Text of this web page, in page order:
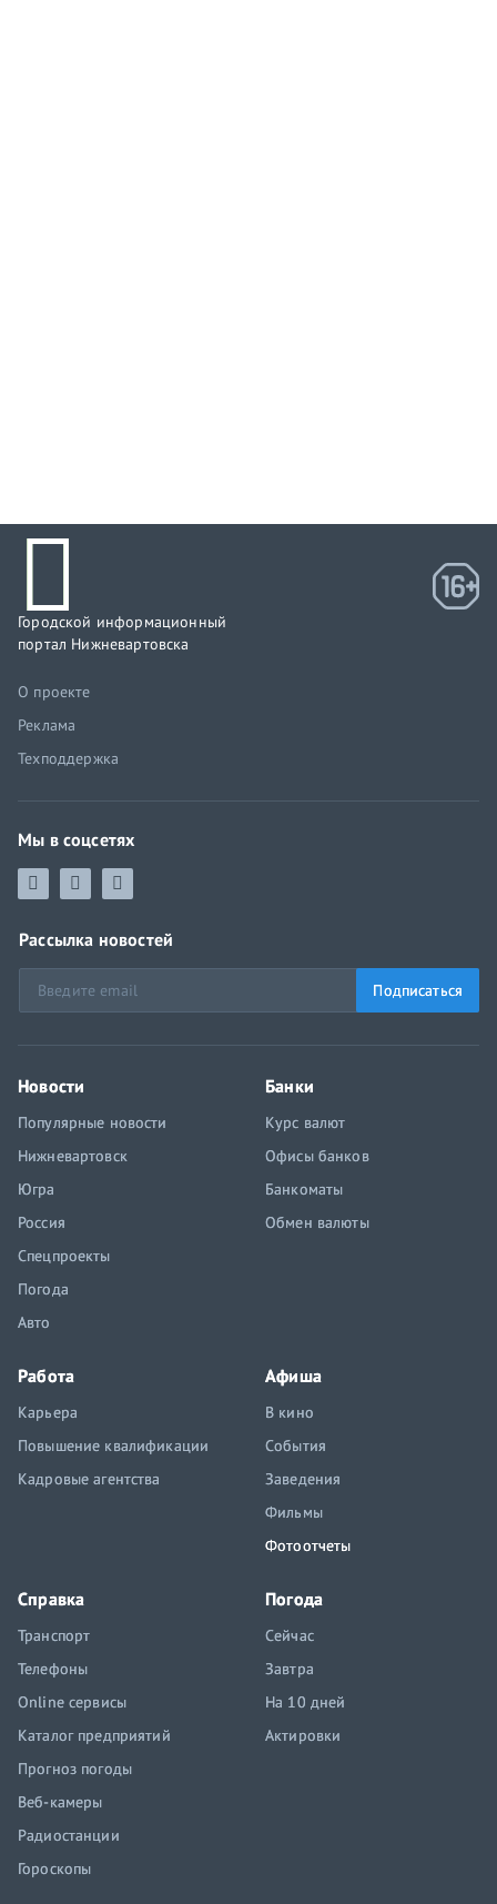
Городской информационный
портал Нижневартовска
О проекте
Реклама
Техподдержка
Мы в соцсетях
Рассылка новостей
Подписаться
Новости
Популярные новости
Нижневартовск
Югра
Россия
Спецпроекты
Погода
Авто
Банки
Курс валют
Офисы банков
Банкоматы
Обмен валюты
Работа
Карьера
Повышение квалификации
Кадровые агентства
Афиша
В кино
События
Заведения
Фильмы
Фотоотчеты
Справка
Транспорт
Телефоны
Online сервисы
Каталог предприятий
Прогноз погоды
Веб-камеры
Радиостанции
Гороскопы
Погода
Сейчас
Завтра
На 10 дней
Актировки